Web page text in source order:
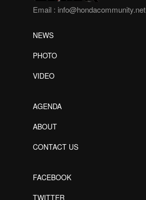
Email : info@hondacommunity.net
NEWS
PHOTO
VIDEO
AGENDA
ABOUT
CONTACT US
FACEBOOK
TWITTER